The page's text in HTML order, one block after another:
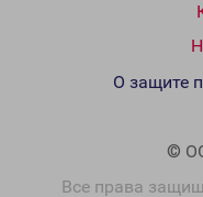
©
Все права
О защите